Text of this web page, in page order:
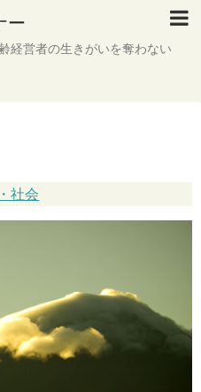
ー
経営者の生きがいを奪わない
社会